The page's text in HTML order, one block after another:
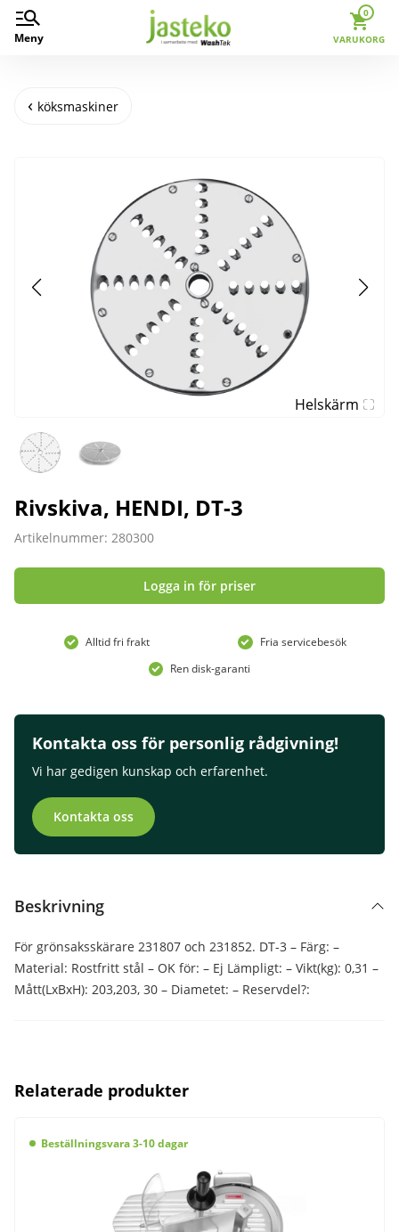
Meny
0
VARUKORG
köksmaskiner
Helskärm
Rivskiva, HENDI, DT-3
Artikelnummer: 280300
Logga in för priser
Alltid fri frakt
Fria servicebesök
Ren disk-garanti
Kontakta oss för personlig rådgivning!
Vi har gedigen kunskap och erfarenhet.
Kontakta oss
Beskrivning
För grönsaksskärare 231807 och 231852. DT-3 – Färg: –
Material: Rostfritt stål – OK för: – Ej Lämpligt: – Vikt(kg): 0,31 –
Mått(LxBxH): 203,203, 30 – Diametet: – Reservdel?:
Relaterade produkter
Beställningsvara 3-10 dagar